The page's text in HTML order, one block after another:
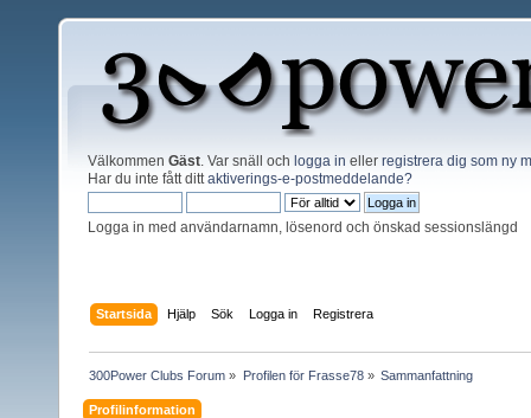
Välkommen Gäst . Var snäll och logga in eller registrera dig som ny
Har du inte fått ditt aktiverings-e-postmeddelande?
Logga in med användarnamn, lösenord och önskad sessionslängd
Startsida Hjälp Sök Logga in Registrera
300Power Clubs Forum » Profilen för Frasse78» Sammanfattning
Profilinformation